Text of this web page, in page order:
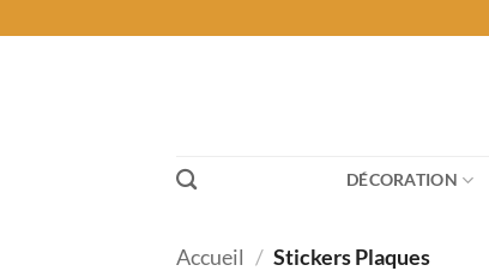
au
DÉCORATION
Accueil / Stickers Plaques